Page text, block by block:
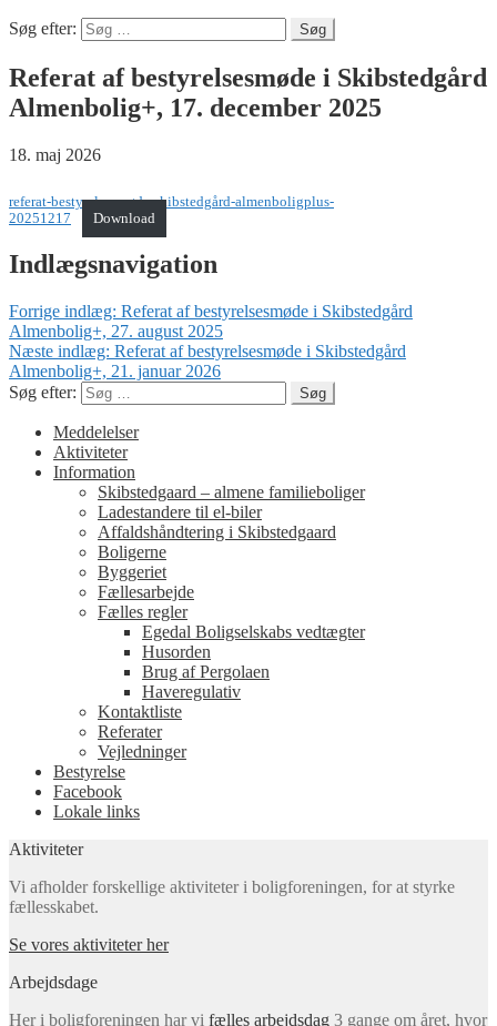
Søg efter:
Referat af bestyrelsesmøde i Skibstedgård
Almenbolig+, 17. december 2025
18. maj 2026
referat-bestyrelsesmøde-skibstedgård-almenboligplus-
20251217
Download
Indlægsnavigation
Forrige indlæg: Referat af bestyrelsesmøde i Skibstedgård
Almenbolig+, 27. august 2025
Næste indlæg: Referat af bestyrelsesmøde i Skibstedgård
Almenbolig+, 21. januar 2026
Søg efter:
Meddelelser
Aktiviteter
Information
Skibstedgaard – almene familieboliger
Ladestandere til el-biler
Affaldshåndtering i Skibstedgaard
Boligerne
Byggeriet
Fællesarbejde
Fælles regler
Egedal Boligselskabs vedtægter
Husorden
Brug af Pergolaen
Haveregulativ
Kontaktliste
Referater
Vejledninger
Bestyrelse
Facebook
Lokale links
Aktiviteter
Vi afholder forskellige aktiviteter i boligforeningen, for at styrke
fællesskabet.
Se vores aktiviteter her
Arbejdsdage
Her i boligforeningen har vi fælles arbejdsdag 3 gange om året, hvor